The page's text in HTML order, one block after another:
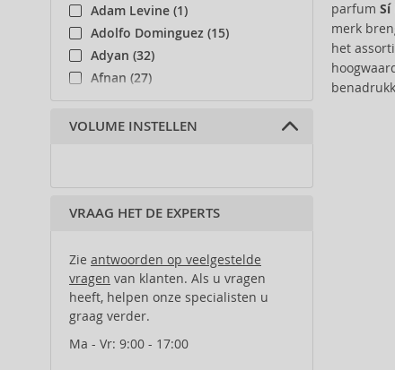
parfum Sí
merk
het
Adam Levine (1)
Adolfo Dominguez (15)
Adyan (32)
Afnan (27)
Agent Provocateur (13)
Aigner (18)
Al Wataniah (22)
Alberta Ferretti (1)
Alexandre.J (10)
Alfred Sung (5)
Alyssa Ashley (18)
Amouage (31)
Andy Warhol (1)
VOLUME INSTELLEN
VRAAG HET DE EXPERTS
Zie antwoorden op veelgestelde
vragen van klanten. Als u vragen
heeft, helpen onze specialisten u
graag verder.
Ma - Vr: 9:00 - 17:00